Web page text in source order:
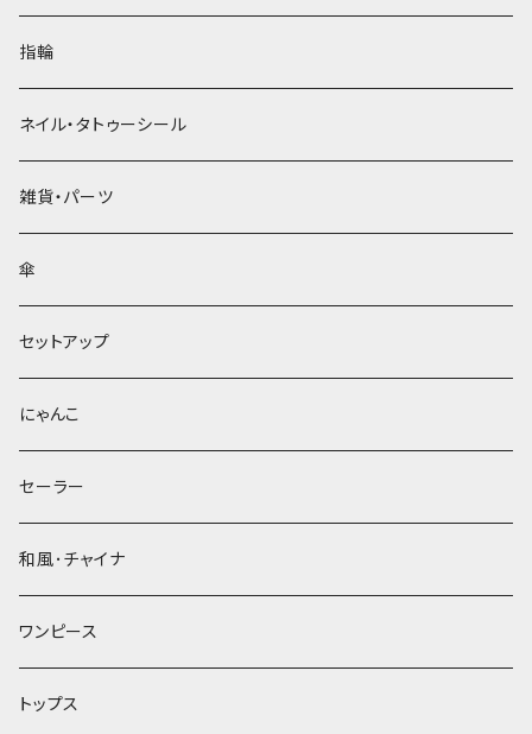
指輪
ネイル・タトゥーシール
雑貨・パーツ
傘
セットアップ
にゃんこ
セーラー
和風･チャイナ
ワンピース
トップス